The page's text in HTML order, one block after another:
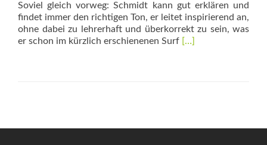
Soviel gleich vorweg: Schmidt kann gut erklären und
findet immer den richtigen Ton, er leitet inspirierend an,
ohne dabei zu lehrerhaft und überkorrekt zu sein, was
er schon im kürzlich erschienenen Surf Read
[…]